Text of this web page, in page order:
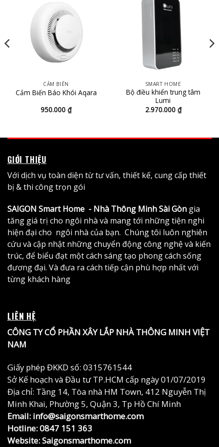
CẢM BIẾN
Cảm Biến Báo Khói Aqara
950.000 ₫
SMART HOME
Bộ điều khiển trung tâm
Lumi
2.970.000 ₫
GIỚI THIỆU
Với dịch vụ toàn diện từ tư vấn, thiết kế, cung cấp thiết
bị & thi công trọn gói
SAIGON Smart Home - Nhà Thông Minh Sài Gòn gia
tăng giá trị cho ngôi nhà và mang tới những tiện nghi
hiện đại cho ngôi nhà của bạn. Chúng tôi luôn nghiên
cứu và cập nhật những chuyển động công nghệ và kiến
trúc, để biểu đạt một cách sáng tạo phong cách sống
đương đại. Và đưa ra cách tiếp cận phù hợp nhất với
từng khách hàng
LIÊN HỆ
CÔNG TY CỔ PHẦN XÂY LẮP NHÀ THÔNG MINH VIỆT
NAM
Giấy phép ĐKKD số: 0315761544
Sở Kế hoạch và Đầu tư TP.HCM cấp ngày 01/07/2019
Địa chỉ: Tầng 14, Tòa nhà HM Town, 412 Nguyễn Thị
Minh Khai, Phường 5, Quận 3, Tp Hồ Chí Minh
Email: info@saigonsmarthome.com
Hotline:0847 151 363
Website:Saigonsmarthome.com